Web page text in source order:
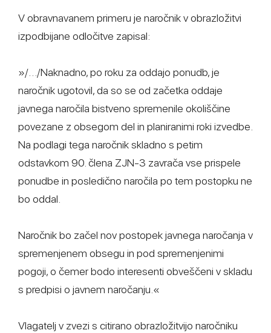
V obravnavanem primeru je naročnik v obrazložitvi
izpodbijane odločitve zapisal:
»/…/Naknadno, po roku za oddajo ponudb, je
naročnik ugotovil, da so se od začetka oddaje
javnega naročila bistveno spremenile okoliščine
povezane z obsegom del in planiranimi roki izvedbe.
Na podlagi tega naročnik skladno s petim
odstavkom 90. člena ZJN-3 zavrača vse prispele
ponudbe in posledično naročila po tem postopku ne
bo oddal.
Naročnik bo začel nov postopek javnega naročanja v
spremenjenem obsegu in pod spremenjenimi
pogoji, o čemer bodo interesenti obveščeni v skladu
s predpisi o javnem naročanju.«
Vlagatelj v zvezi s citirano obrazložitvijo naročniku